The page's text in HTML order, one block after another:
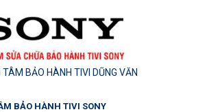
TÂM BẢO HÀNH TIVI DŨNG VĂN
BẢO HÀNH TIVI SONY